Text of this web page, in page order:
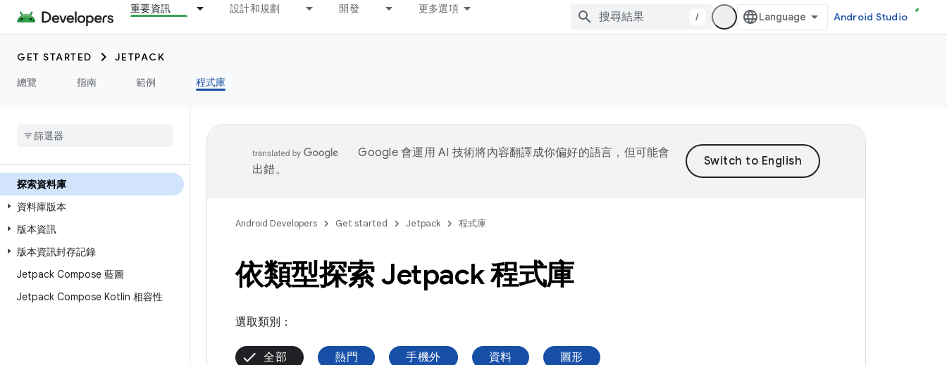
重要資訊 設計和規劃 開發 更多選項
/ Android Studio
GET STARTED
JETPACK
總覽
指南 範例 程式庫
探索資料庫
資料庫版本
版本資訊
版本資訊封存記錄
Jetpack Compose 藍圖
Jetpack Compose Kotlin 相容性
Google 會運用 AI 技術將內容翻譯成你偏好的語言，但可能會
出錯。
Android Developers Get started Jetpack 程式庫
依類型探索 Jetpack 程式庫
選取類別：
全部 熱門 手機外 資料 圖形